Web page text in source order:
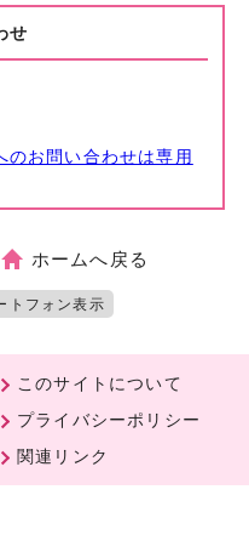
せ
お問い合わせは専用
ホームへ戻る
トフォン表示
このサイトについて
プライバシーポリシー
関連リンク